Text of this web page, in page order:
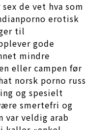
de vet hva som
erotisk
til
gode
mindre
eller campen før
norsk porno russ
og spesielt
smertefri og
var veldig arab